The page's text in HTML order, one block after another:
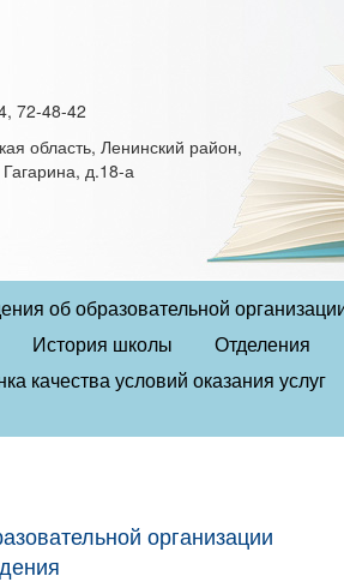
72-48-42
область, Ленинский район,
д.18-а
об образовательной
История школы
Отделения
качества условий оказания услуг
организации